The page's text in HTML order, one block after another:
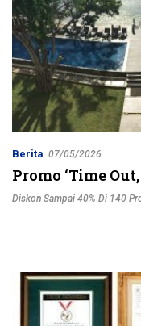
Berita 07/05/2026
Promo ‘Time
Diskon Sampai 40% Di 140